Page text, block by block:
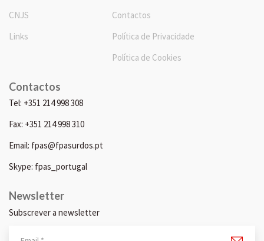
CNJS
Links
Contactos
Política de Privacidade
Política de Cookies
Contactos
Tel: +351 214 998 308
Fax: +351 214 998 310
Email: fpas@fpasurdos.pt
Skype: fpas_portugal
Newsletter
Subscrever a newsletter